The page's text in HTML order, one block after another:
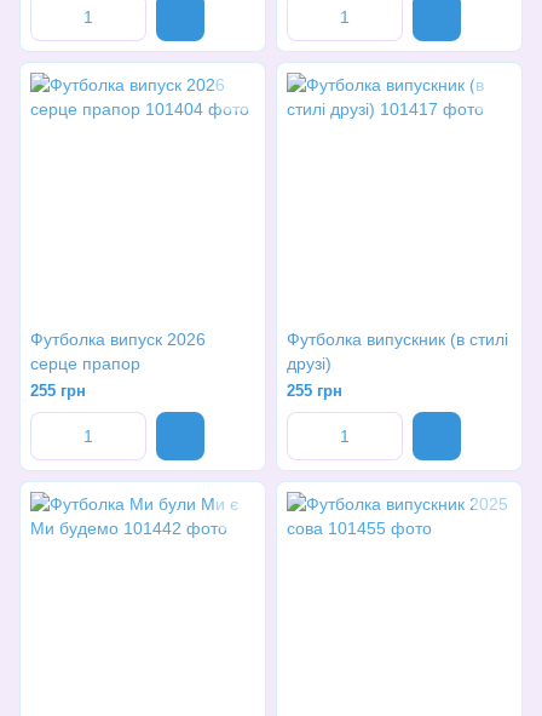
Футболка випуск 2026
серце прапор
255 грн
Футболка випускник (в стилі
друзі)
255 грн